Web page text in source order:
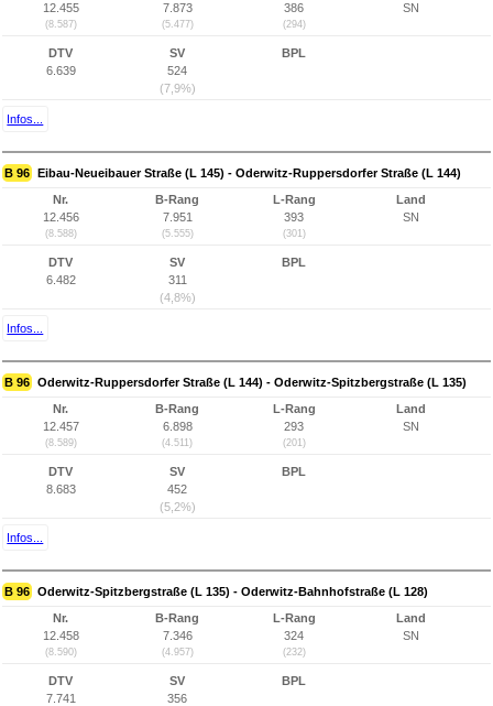
12.455
(8.587)
7.873
(5.477)
386
(294)
SN
DTV
6.639
SV
524
(7,9%)
BPL
Infos...
B 96 Eibau-Neueibauer Straße (L 145) - Oderwitz-Ruppersdorfer Straße (L 144)
Nr.
12.456
(8.588)
B-Rang
7.951
(5.555)
L-Rang
393
(301)
Land
SN
DTV
6.482
SV
311
(4,8%)
BPL
Infos...
B 96 Oderwitz-Ruppersdorfer Straße (L 144) - Oderwitz-Spitzbergstraße (L 135)
Nr.
12.457
(8.589)
B-Rang
6.898
(4.511)
L-Rang
293
(201)
Land
SN
DTV
8.683
SV
452
(5,2%)
BPL
Infos...
B 96 Oderwitz-Spitzbergstraße (L 135) - Oderwitz-Bahnhofstraße (L 128)
Nr.
12.458
(8.590)
B-Rang
7.346
(4.957)
L-Rang
324
(232)
Land
SN
DTV
7.741
SV
356
BPL